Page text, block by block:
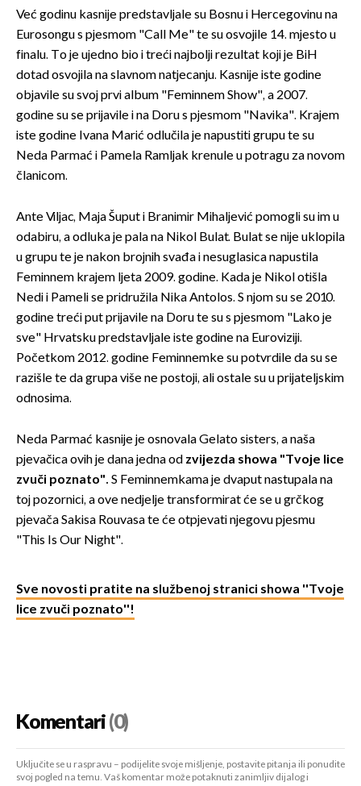
Već godinu kasnije predstavljale su Bosnu i Hercegovinu na
Eurosongu s pjesmom "Call Me" te su osvojile 14. mjesto u
finalu. To je ujedno bio i treći najbolji rezultat koji je BiH
dotad osvojila na slavnom natjecanju. Kasnije iste godine
objavile su svoj prvi album "Feminnem Show", a 2007.
godine su se prijavile i na Doru s pjesmom "Navika". Krajem
iste godine Ivana Marić odlučila je napustiti grupu te su
Neda Parmać i Pamela Ramljak krenule u potragu za novom
članicom.
Ante Viljac, Maja Šuput i Branimir Mihaljević pomogli su im u
odabiru, a odluka je pala na Nikol Bulat. Bulat se nije uklopila
u grupu te je nakon brojnih svađa i nesuglasica napustila
Feminnem krajem ljeta 2009. godine. Kada je Nikol otišla
Nedi i Pameli se pridružila Nika Antolos. S njom su se 2010.
godine treći put prijavile na Doru te su s pjesmom "Lako je
sve" Hrvatsku predstavljale iste godine na Euroviziji.
Početkom 2012. godine Feminnemke su potvrdile da su se
razišle te da grupa više ne postoji, ali ostale su u prijateljskim
odnosima.
Neda Parmać kasnije je osnovala Gelato sisters, a naša
pjevačica ovih je dana jedna od zvijezda showa "Tvoje lice
zvuči poznato". S Feminnemkama je dvaput nastupala na
toj pozornici, a ove nedjelje transformirat će se u grčkog
pjevača Sakisa Rouvasa te će otpjevati njegovu pjesmu
"This Is Our Night".
Sve novosti pratite na službenoj stranici showa ''Tvoje
lice zvuči poznato''!
Komentari(0)
Uključite se u raspravu – podijelite svoje mišljenje, postavite pitanja ili ponudite
svoj pogled na temu. Vaš komentar može potaknuti zanimljiv dijalog i